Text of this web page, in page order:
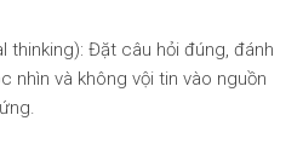
thinking): Đặt câu hỏi đúng, đánh
nhìn và không vội tin vào nguồn